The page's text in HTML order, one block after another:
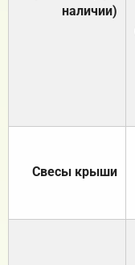
наличии)
Свесы крыши